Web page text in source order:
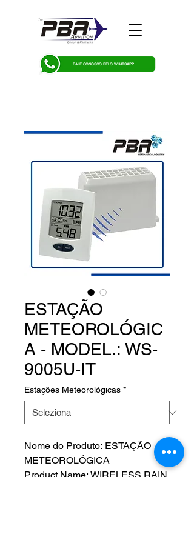
FALE CONOSCO PELO WHATSAPP
ESTAÇÃO
METEOROLÓGIC
A - MODEL.: WS-
9005U-IT
Estações Meteorológicas *
Nome do Produto: ESTAÇÃO
METEOROLÓGICA
Product Name: WIRELESS RAIN